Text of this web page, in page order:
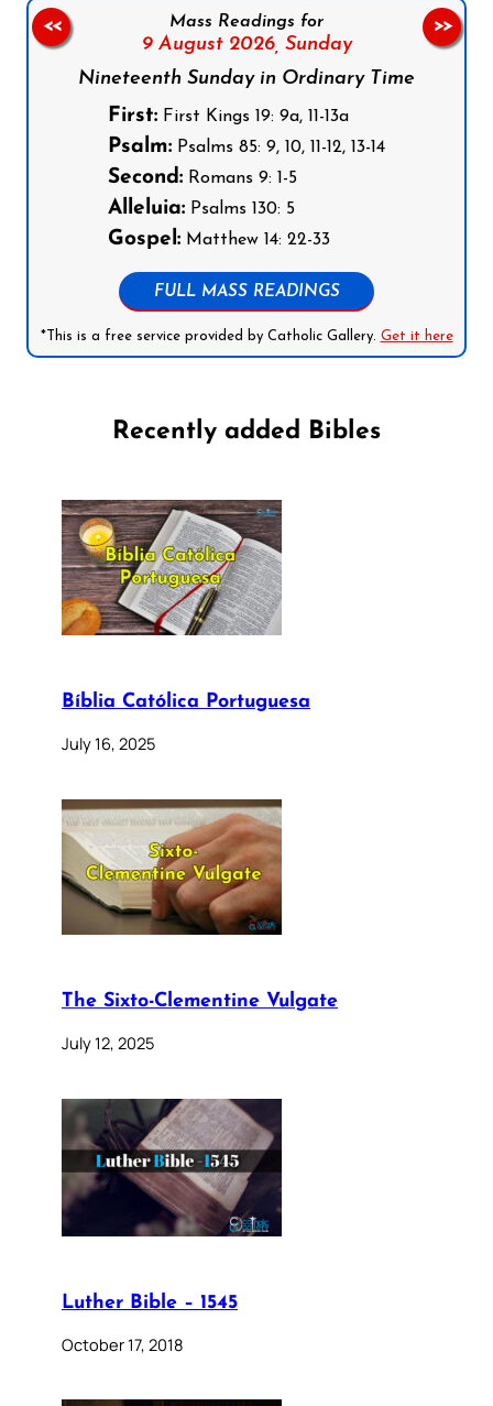
Mass Readings for
9 August 2026, Sunday
Nineteenth Sunday in Ordinary Time
First: First Kings 19: 9a, 11-13a
Psalm: Psalms 85: 9, 10, 11-12, 13-14
Second: Romans 9: 1-5
Alleluia: Psalms 130: 5
Gospel: Matthew 14: 22-33
FULL MASS READINGS
*This is a free service provided by Catholic Gallery. Get it here
<< >>
Recently added Bibles
Bíblia Católica Portuguesa
July 16, 2025
The Sixto-Clementine Vulgate
July 12, 2025
Luther Bible – 1545
October 17, 2018